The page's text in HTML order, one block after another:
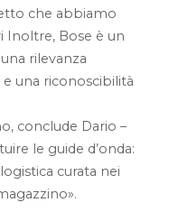
che abbiamo
Inoltre, Bose è un
rilevanza
una riconoscibilità
conclude Dario –
le guide d’onda:
curata nei